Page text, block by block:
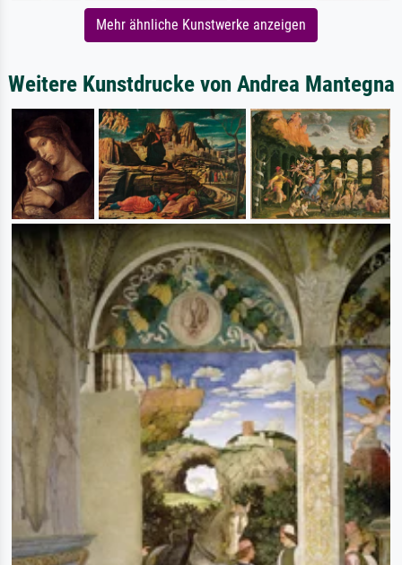
Mehr ähnliche Kunstwerke anzeigen
Weitere Kunstdrucke von Andrea Mantegna